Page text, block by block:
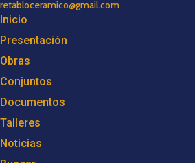
retabloceramico@gmail.com
Inicio
Presentación
Obras
Conjuntos
Documentos
Talleres
Noticias